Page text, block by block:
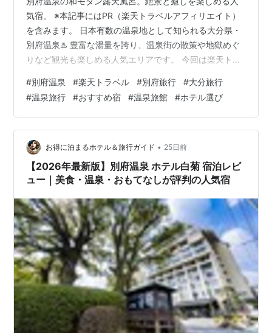
気宿。 ※本記事にはPR（楽天トラベルアフィリエイト）
を含みます。 日本有数の温泉地として知られる大分県・
別府温泉♨️ 豊富な湯量を誇り、温泉街の散策や地獄めぐ
りなど観光も楽しめる人気エリアです。 今回は楽天トラ
りたい」「家族旅行で楽しみたい」「絶景や料理を満喫
したい」 そんな方におすすめの別府温泉の宿を7選ご紹
介します✨ ① 別府温泉 別館うみね｜贅沢なプライベー
ト温泉を楽しむ宿 海を感じながら、ゆったり過ごしたい
方におすすめの宿。 全室温泉付きの贅沢な空間で、周り
を気にせず自分だけの時間を楽…
#別府温泉 #楽天トラベル #別府旅行 #大分旅行
#温泉旅行 #おすすめ宿 #温泉旅館 #ホテル選び
お得に泊まるホテル＆旅行ガイド • 25日前
【2026年最新版】別府温泉 ホテル白菊 宿泊レビ
ュー｜美食・温泉・おもてなしが評判の人気宿